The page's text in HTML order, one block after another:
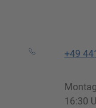
+49
16:30